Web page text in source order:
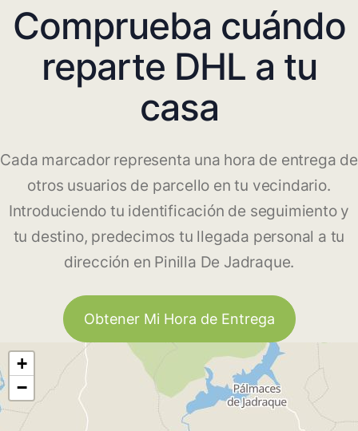
Comprueba cuándo
reparte DHL a tu
casa
Cada marcador representa una hora de entrega de
otros usuarios de parcello en tu vecindario.
Introduciendo tu identificación de seguimiento y
tu destino, predecimos tu llegada personal a tu
dirección en Pinilla De Jadraque.
Obtener Mi Hora de Entrega
+
−